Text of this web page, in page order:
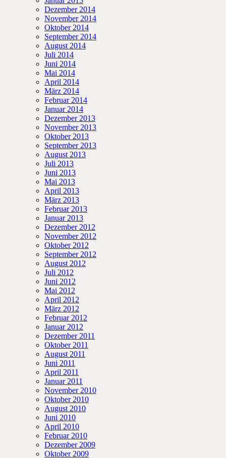
Dezember 2014
November 2014
Oktober 2014
September 2014
August 2014
Juli 2014
Juni 2014
Mai 2014
April 2014
März 2014
Februar 2014
Januar 2014
Dezember 2013
November 2013
Oktober 2013
September 2013
August 2013
Juli 2013
Juni 2013
Mai 2013
April 2013
März 2013
Februar 2013
Januar 2013
Dezember 2012
November 2012
Oktober 2012
September 2012
August 2012
Juli 2012
Juni 2012
Mai 2012
April 2012
März 2012
Februar 2012
Januar 2012
Dezember 2011
Oktober 2011
August 2011
Juni 2011
April 2011
Januar 2011
November 2010
Oktober 2010
August 2010
Juni 2010
April 2010
Februar 2010
Dezember 2009
Oktober 2009